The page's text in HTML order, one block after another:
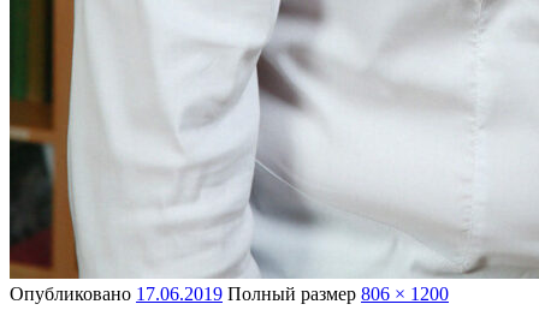
Опубликовано 17.06.2019 Полный размер 806 × 1200